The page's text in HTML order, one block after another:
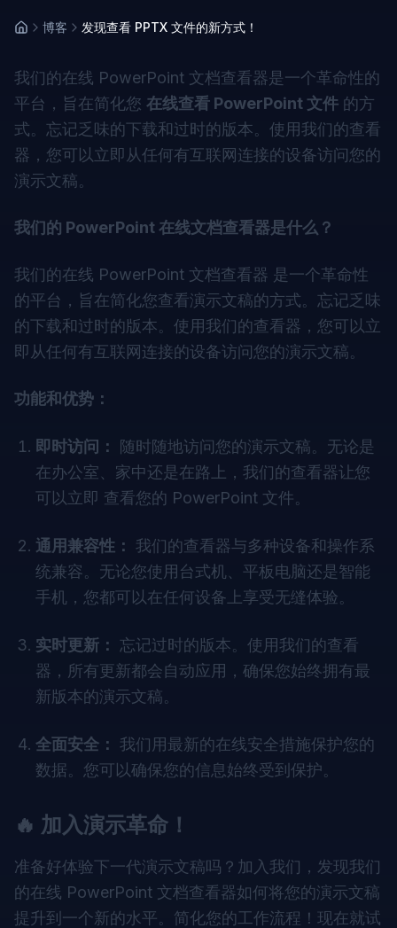
博客 发现查看 PPTX 文件的新方式！
我们的在线 PowerPoint 文档查看器是一个革命性的
平台，旨在简化您 在线查看 PowerPoint 文件 的方
式。忘记乏味的下载和过时的版本。使用我们的查看
器，您可以立即从任何有互联网连接的设备访问您的
演示文稿。
我们的 PowerPoint 在线文档查看器是什么？
我们的在线 PowerPoint 文档查看器 是一个革命性
的平台，旨在简化您查看演示文稿的方式。忘记乏味
的下载和过时的版本。使用我们的查看器，您可以立
即从任何有互联网连接的设备访问您的演示文稿。
功能和优势：
即时访问：
随时随地访问您的演示文稿。无论是
在办公室、家中还是在路上，我们的查看器让您
可以立即 查看您的 PowerPoint 文件。
通用兼容性： 我们的查看器与多种设备和操作系
统兼容。无论您使用台式机、平板电脑还是智能
手机，您都可以在任何设备上享受无缝体验。
实时更新： 忘记过时的版本。使用我们的查看
器，所有更新都会自动应用，确保您始终拥有最
新版本的演示文稿。
全面安全： 我们用最新的在线安全措施保护您的
数据。您可以确保您的信息始终受到保护。
🔥 加入演示革命！
准备好体验下一代演示文稿吗？加入我们，发现我们
的在线 PowerPoint 文档查看器如何将您的演示文稿
提升到一个新的水平。简化您的工作流程！现在就试